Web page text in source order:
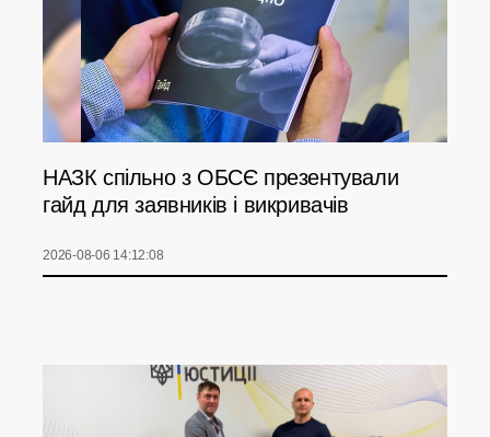
НАЗК спільно з ОБСЄ презентували
гайд для заявників і викривачів
2026-08-06 14:12:08